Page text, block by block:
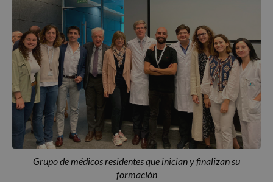
Grupo de médicos residentes que inician y finalizan su
formación